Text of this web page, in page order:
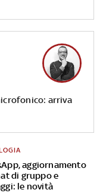
arriva
aggiornamento
di gruppo e
le novità